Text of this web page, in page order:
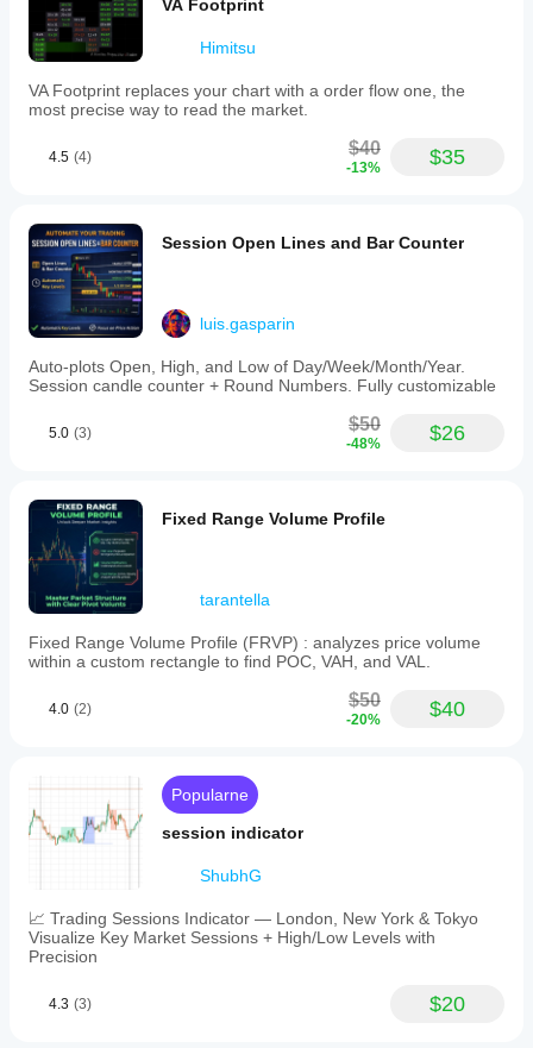
VA Footprint
Himitsu
VA Footprint replaces your chart with a order flow one, the
most precise way to read the market.
4.5 (4) $40
-13% $35
Session Open Lines and Bar Counter
luis.gasparin
Auto-plots Open, High, and Low of Day/Week/Month/Year.
Session candle counter + Round Numbers. Fully customizable
5.0 (3) $50
-48% $26
Fixed Range Volume Profile
tarantella
Fixed Range Volume Profile (FRVP) : analyzes price volume
within a custom rectangle to find POC, VAH, and VAL.
4.0 (2) $50
-20% $40
Popularne
session indicator
ShubhG
📈 Trading Sessions Indicator — London, New York & Tokyo
Visualize Key Market Sessions + High/Low Levels with
Precision
4.3 (3) $20